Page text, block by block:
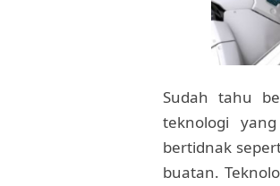
Sudah tahu
teknologi
bertidnak
buatan.